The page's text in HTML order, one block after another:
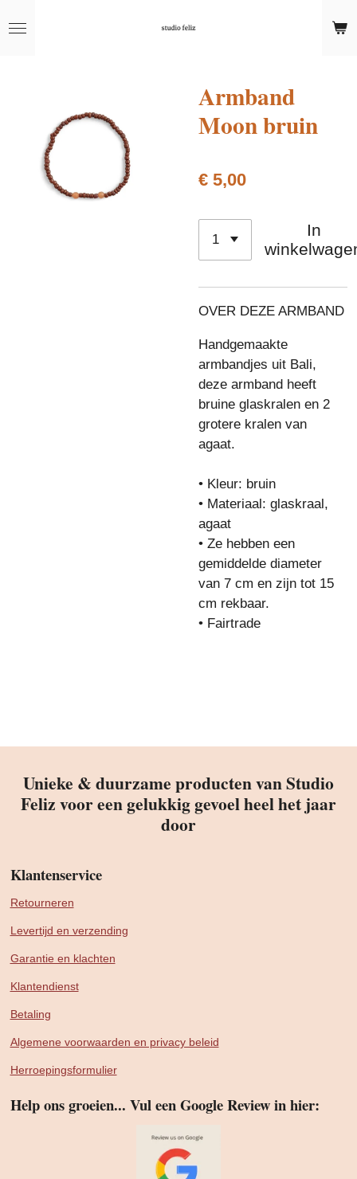
direct
Armband
Moon bruin
€ 5,00
In
OVER DEZE ARMBAND
Handgemaakte
armbandjes uit Bali,
deze armband heeft
bruine glaskralen en 2
grotere kralen van
agaat.
• Kleur: bruin
• Materiaal: glaskraal,
agaat
• Ze hebben een
gemiddelde diameter
van 7 cm en zijn tot 15
cm rekbaar.
• Fairtrade
Unieke & duurzame producten van Studio
Feliz voor een gelukkig gevoel heel het jaar
door
Klantenservice
Retourneren
Levertijd en verzending
Garantie en klachten
Klantendienst
Betaling
Algemene voorwaarden en privacy beleid
Herroepingsformulier
Help ons groeien... Vul een Google Review in hier: